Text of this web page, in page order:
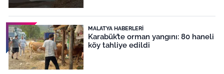
MALATYA HABERLERI
Karabük’te orman yangını: 80 haneli
köy tahliye edildi